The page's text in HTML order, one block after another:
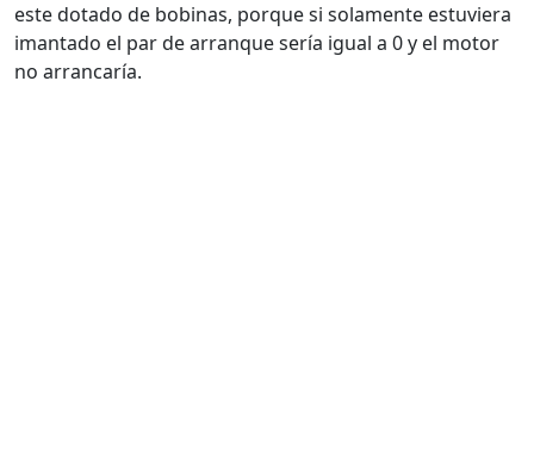
este dotado de bobinas, porque si solamente estuviera
imantado el par de arranque sería igual a 0 y el motor
no arrancaría.